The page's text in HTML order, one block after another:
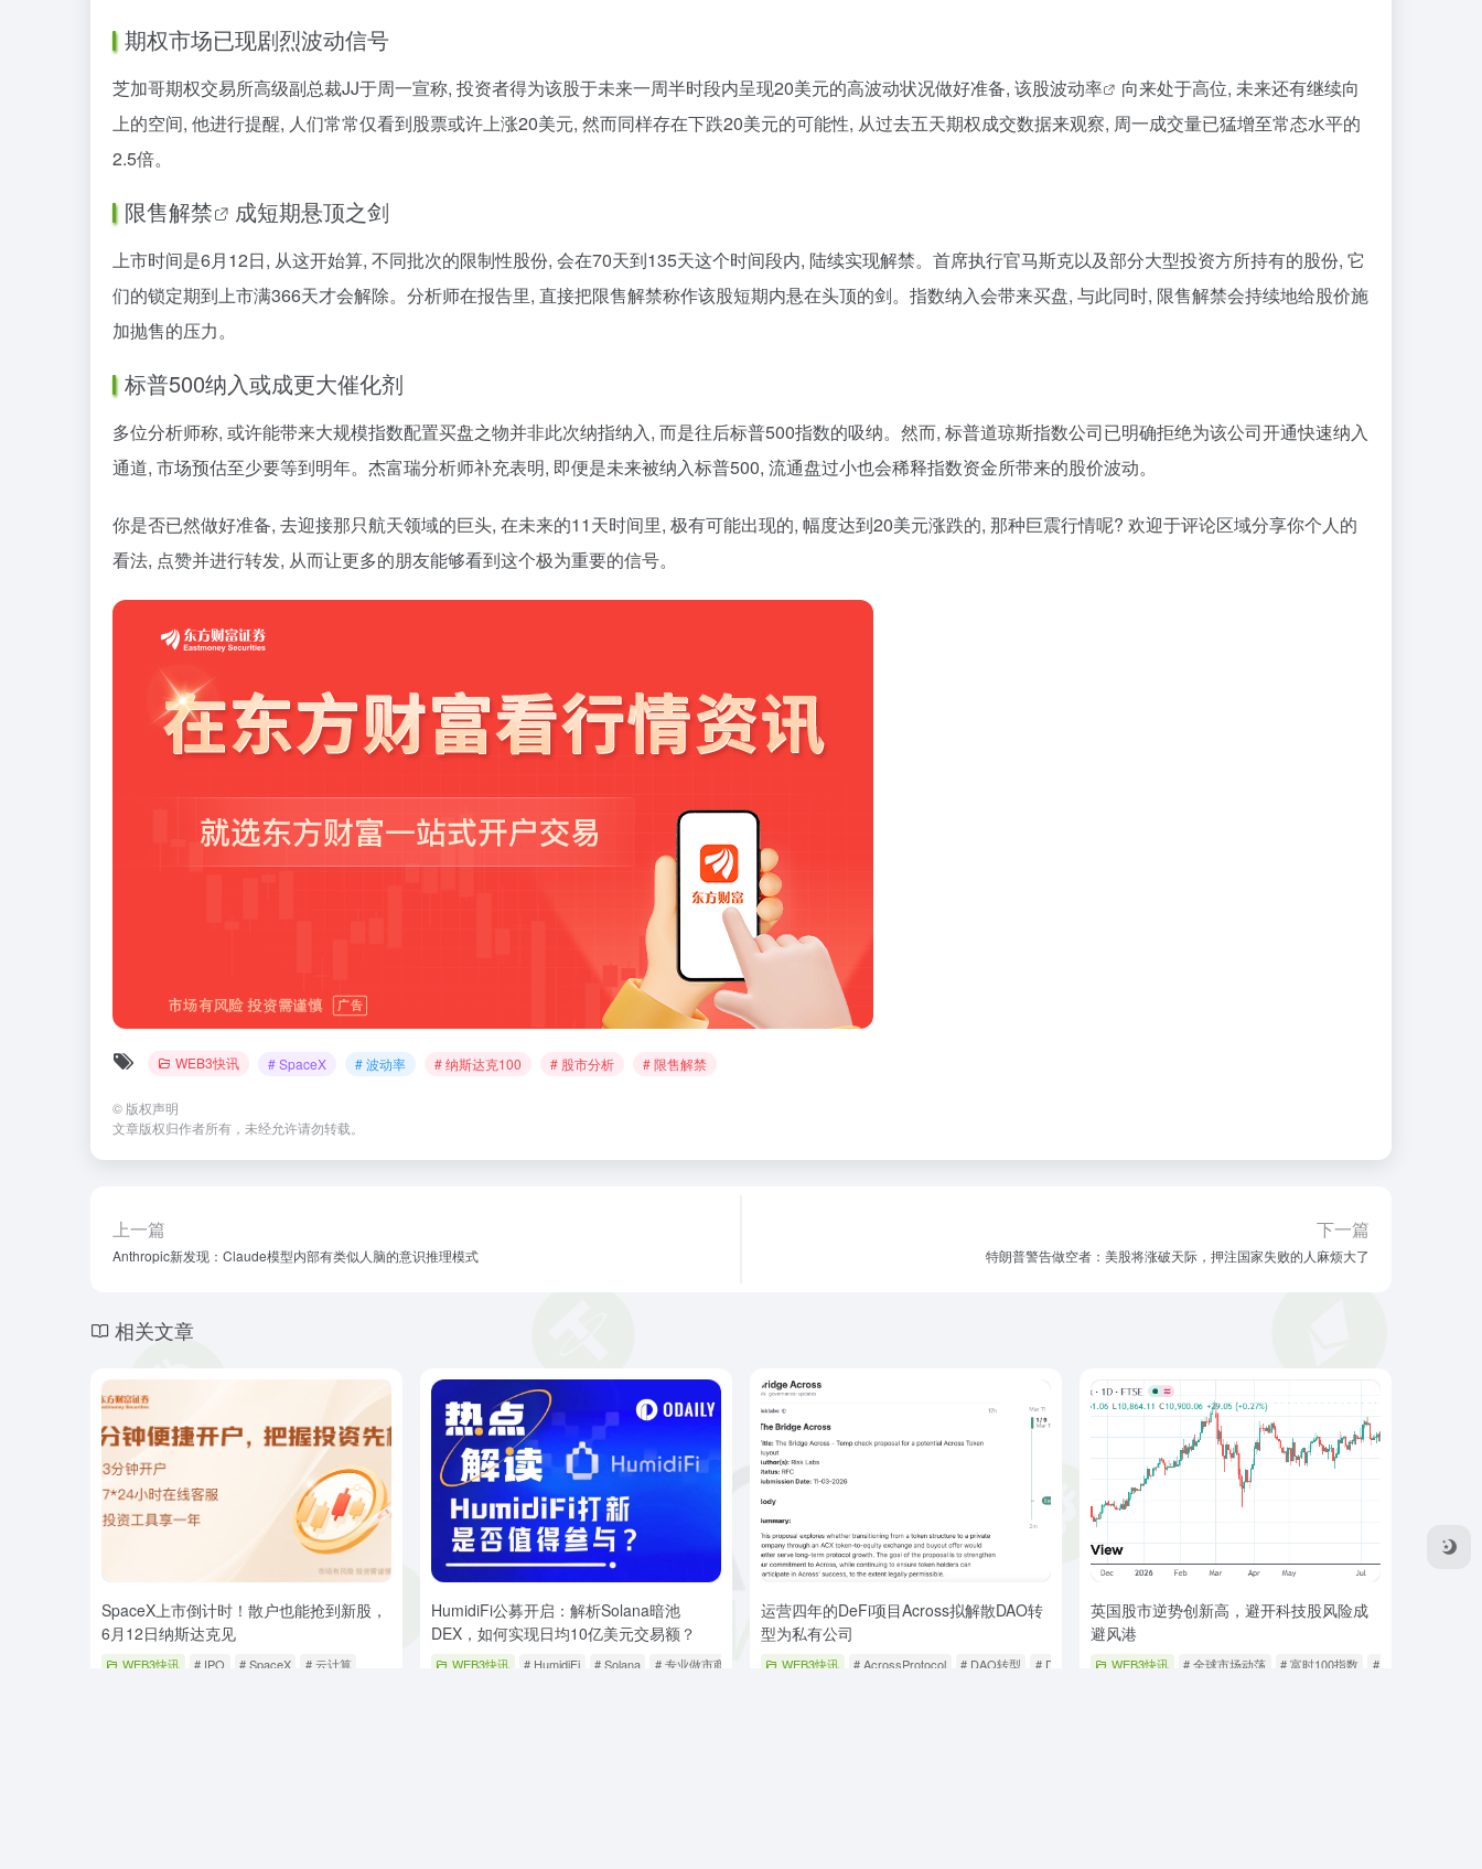
期权市场已现剧烈波动信号
芝加哥期权交易所高级副总裁JJ于周一宣称, 投资者得为该股于未来一周半时段内呈现20美元的高波动状况做好准备, 该股波动率
向来处于高位, 未来还有继续向
上的空间, 他进行提醒, 人们常常仅看到股票或许上涨20美元, 然而同样存在下跌20美元的可能性, 从过去五天期权成交数据来观察, 周一成交量已猛增至常态水平的
2.5倍。
限售解禁 成短期悬顶之剑
上市时间是6月12日, 从这开始算, 不同批次的限制性股份, 会在70天到135天这个时间段内, 陆续实现解禁。首席执行官马斯克以及部分大型投资方所持有的股份, 它
们的锁定期到上市满366天才会解除。分析师在报告里, 直接把限售解禁称作该股短期内悬在头顶的剑。指数纳入会带来买盘, 与此同时, 限售解禁会持续地给股价施
加抛售的压力。
标普500纳入或成更大催化剂
多位分析师称, 或许能带来大规模指数配置买盘之物并非此次纳指纳入, 而是往后标普500指数的吸纳。然而, 标普道琼斯指数公司已明确拒绝为该公司开通快速纳入
通道, 市场预估至少要等到明年。杰富瑞分析师补充表明, 即便是未来被纳入标普500, 流通盘过小也会稀释指数资金所带来的股价波动。
你是否已然做好准备, 去迎接那只航天领域的巨头, 在未来的11天时间里, 极有可能出现的, 幅度达到20美元涨跌的, 那种巨震行情呢? 欢迎于评论区域分享你个人的
看法, 点赞并进行转发, 从而让更多的朋友能够看到这个极为重要的信号。
WEB3快讯 # SpaceX # 波动率 # 纳斯达克100 # 股市分析 # 限售解禁
© 版权声明
文章版权归作者所有，未经允许请勿转载。
上一篇
Anthropic新发现：Claude模型内部有类似人脑的意识推理模式
下一篇
特朗普警告做空者：美股将涨破天际，押注国家失败的人麻烦大了
相关文章
SpaceX上市倒计时！散户也能抢到新股，
6月12日纳斯达克见
WEB3快讯 # IPO # SpaceX # 云计算
HumidiFi公募开启：解析Solana暗池
DEX，如何实现日均10亿美元交易额？
WEB3快讯 # HumidiFi # Solana # 专业做市商AMM
运营四年的DeFi项目Across拟解散DAO转
型为私有公司
WEB3快讯 # AcrossProtocol # DAO转型 # DeFi
英国股市逆势创新高，避开科技股风险成
避风港
WEB3快讯 # 全球市场动荡 # 富时100指数 # 科技股风险